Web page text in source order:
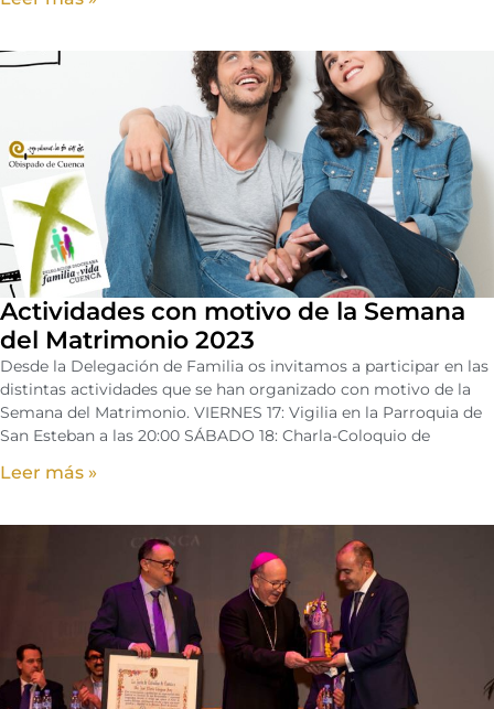
Actividades con motivo de la Semana
del Matrimonio 2023
Desde la Delegación de Familia os invitamos a participar en las
distintas actividades que se han organizado con motivo de la
Semana del Matrimonio. VIERNES 17: Vigilia en la Parroquia de
San Esteban a las 20:00 SÁBADO 18: Charla-Coloquio de
Leer más »